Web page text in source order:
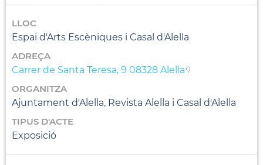
LLOC
Espai d'Arts Escèniques i Casal d'Alella
ADREÇA
Carrer de Santa Teresa, 9 08328 Alella
ORGANITZA
Ajuntament d'Alella, Revista Alella i Casal d'Alella
TIPUS D'ACTE
Exposició